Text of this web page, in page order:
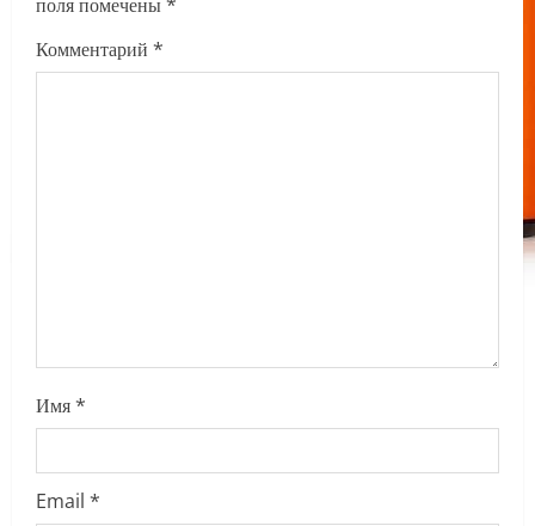
g
a
Комментарий *
Имя*
Email *